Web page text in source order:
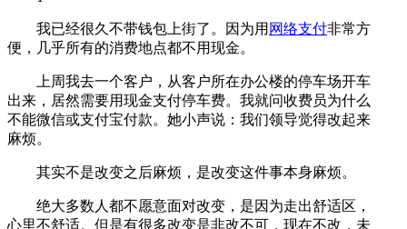
我已经很久不带钱包上街了。因为用 网络支付非常方
便，几乎所有的消费地点都不用现金。
上周我去一个客户，从客户所在办公楼的停车场开车
出来，居然需要用现金支付停车费。我就问收费员为什么
不能微信或支付宝付款。她小声说：我们领导觉得改起来
麻烦。
其实不是改变之后麻烦，是改变这件事本身麻烦。
绝大多数人都不愿意面对改变，是因为走出舒适区，
心里不舒适。但是有很多改变是非改不可，现在不改，未